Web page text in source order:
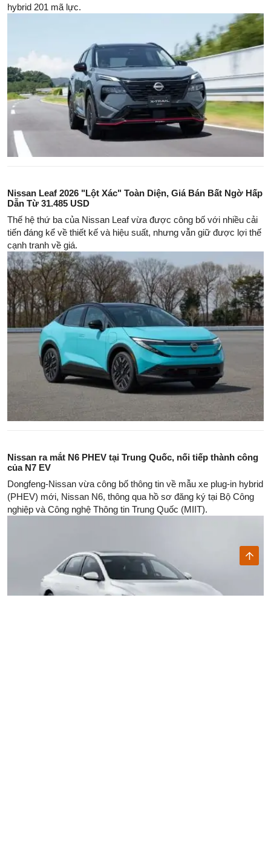
hybrid 201 mã lực.
Nissan Leaf 2026 "Lột Xác" Toàn Diện, Giá Bán Bất Ngờ Hấp
Dẫn Từ 31.485 USD
Thế hệ thứ ba của Nissan Leaf vừa được công bố với nhiều cải
tiến đáng kể về thiết kế và hiệu suất, nhưng vẫn giữ được lợi thế
cạnh tranh về giá.
Nissan ra mắt N6 PHEV tại Trung Quốc, nối tiếp thành công
của N7 EV
Dongfeng-Nissan vừa công bố thông tin về mẫu xe plug-in hybrid
(PHEV) mới, Nissan N6, thông qua hồ sơ đăng ký tại Bộ Công
nghiệp và Công nghệ Thông tin Trung Quốc (MIIT).